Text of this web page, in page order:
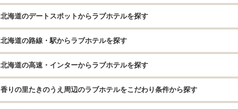
北海道のデートスポットからラブホテルを探す
北海道の路線・駅からラブホテルを探す
北海道の高速・インターからラブホテルを探す
香りの里たきのうえ周辺のラブホテルをこだわり条件から探す